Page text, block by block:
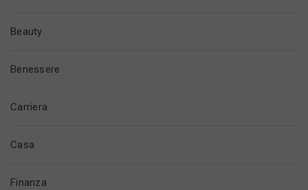
Beauty
Benessere
Carriera
Casa
Finanza